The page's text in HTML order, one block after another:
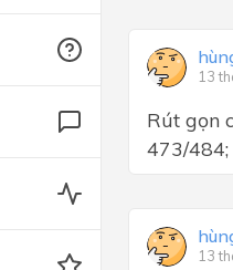
13
Rút gọn
473/
13